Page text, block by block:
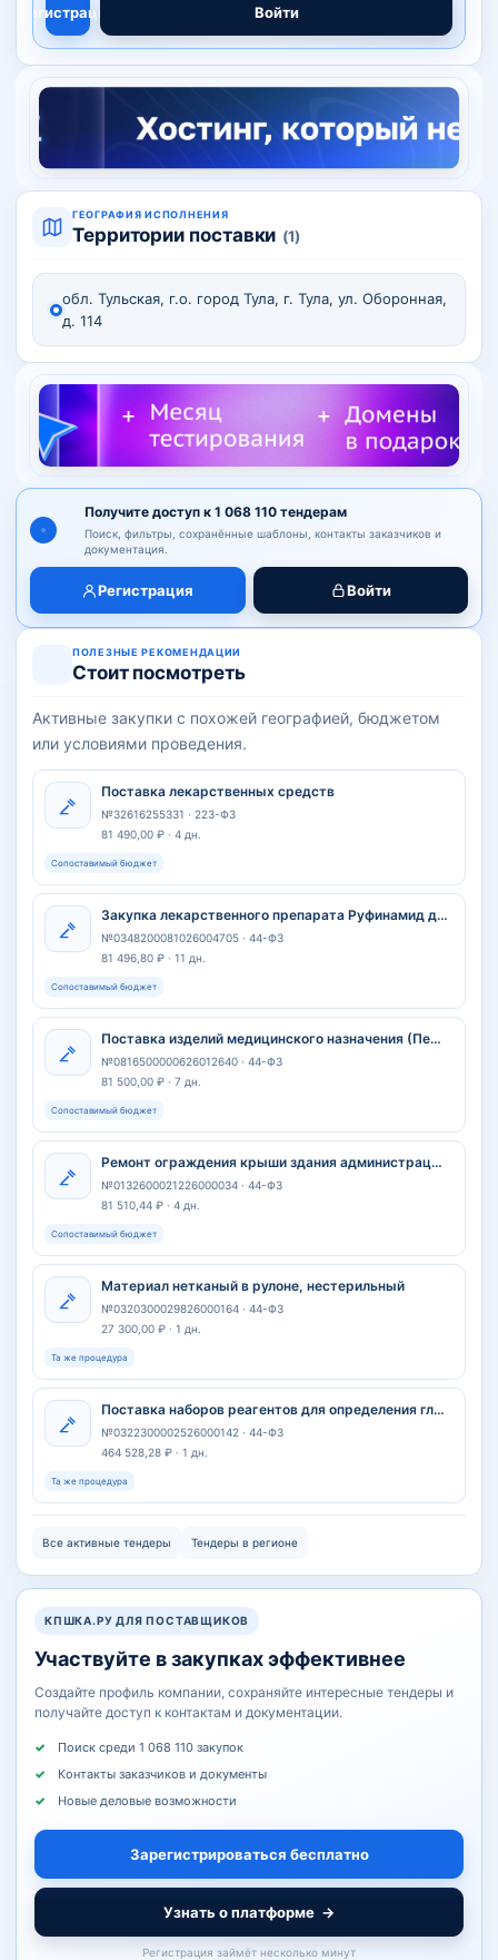
Регистрация Войти
ГЕОГРАФИЯ ИСПОЛНЕНИЯ
Территории поставки (1)
обл. Тульская, г.о. город Тула, г. Тула, ул. Оборонная,
д. 114
Получите доступ к 1 068 110 тендерам
Поиск, фильтры, сохранённые шаблоны, контакты заказчиков и
документация.
Регистрация Войти
ПОЛЕЗНЫЕ РЕКОМЕНДАЦИИ
Стоит посмотреть
Активные закупки с похожей географией, бюджетом
или условиями проведения.
Поставка лекарственных средств
№32616255331 · 223-ФЗ
81 490,00 ₽ · 4 дн.
Сопоставимый бюджет
Закупка лекарственного препарата Руфинамид для обеспечения отдельных категорий граждан, в отношении которых установлены меры социальной поддержки Л266161
№0348200081026004705 · 44-ФЗ
81 496,80 ₽ · 11 дн.
Сопоставимый бюджет
Поставка изделий медицинского назначения (Перчатки латекс) для нужд ГБУ РС(Я) Чурапчинская ЦРБ
№0816500000626012640 · 44-ФЗ
81 500,00 ₽ · 7 дн.
Сопоставимый бюджет
Ремонт ограждения крыши здания администрации Спасского муниципального округа Нижегородской, расположенного по адресу: 606280, Российская Федерация, Нижегородская область, Спасский муниципальный округ, село Спасское, пл. Революции, д.71
№0132600021226000034 · 44-ФЗ
81 510,44 ₽ · 4 дн.
Сопоставимый бюджет
Материал нетканый в рулоне, нестерильный
№0320300029826000164 · 44-ФЗ
27 300,00 ₽ · 1 дн.
Та же процедура
Поставка наборов реагентов для определения гликированного гемоглобина в крови человека
№0322300002526000142 · 44-ФЗ
464 528,28 ₽ · 1 дн.
Та же процедура
Все активные тендеры Тендеры в регионе
КПШКА.РУ ДЛЯ ПОСТАВЩИКОВ
Участвуйте в закупках эффективнее
Создайте профиль компании, сохраняйте интересные тендеры и
получайте доступ к контактам и документации.
Поиск среди 1 068 110 закупок
Контакты заказчиков и документы
Новые деловые возможности
Зарегистрироваться бесплатно
Узнать о платформе →
Регистрация займёт несколько минут